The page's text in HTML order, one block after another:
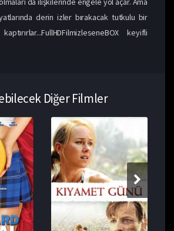
derin izler bırakacak tutkulu bir
keyifli
Diğer Filmler